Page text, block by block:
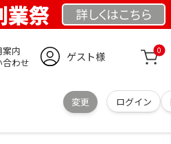
業祭 詳しくはこちら
案内
合わせ
ゲスト様 0
変更 ログイン